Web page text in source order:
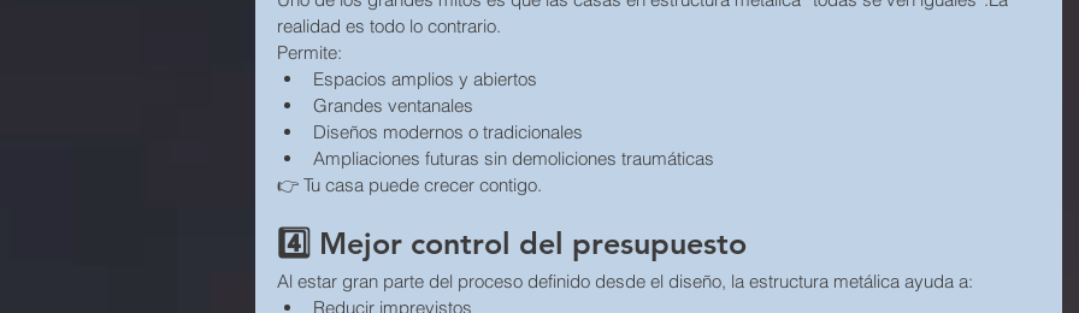
realidad es todo lo contrario.
Permite:
Espacios amplios y abiertos
Grandes ventanales
Diseños modernos o tradicionales
Ampliaciones futuras sin demoliciones traumáticas
👉 Tu casa puede crecer contigo.
4️⃣ Mejor control del presupuesto
Al estar gran parte del proceso definido desde el diseño, la estructura metálica ayuda a:
Reducir imprevistos